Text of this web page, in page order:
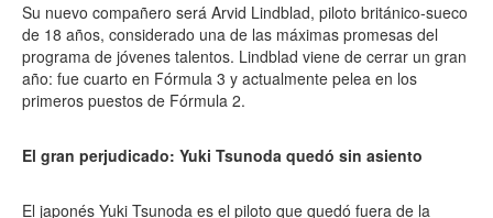
Su nuevo compañero será Arvid Lindblad, piloto británico-sueco
de 18 años, considerado una de las máximas promesas del
programa de jóvenes talentos. Lindblad viene de cerrar un gran
año: fue cuarto en Fórmula 3 y actualmente pelea en los
primeros puestos de Fórmula 2.
El gran perjudicado: Yuki Tsunoda quedó sin asiento
El japonés Yuki Tsunoda es el piloto que quedó fuera de la